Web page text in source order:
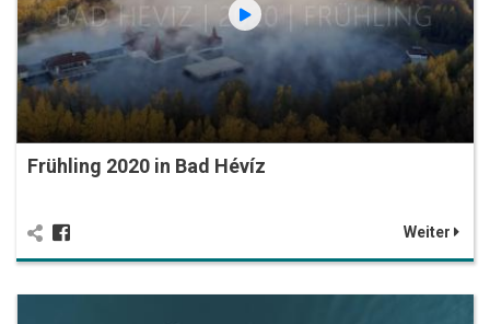
Frühling 2020 in Bad Hévíz
Weiter